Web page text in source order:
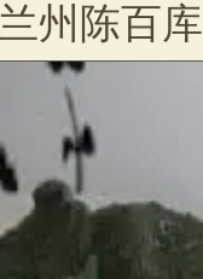
兰州陈百